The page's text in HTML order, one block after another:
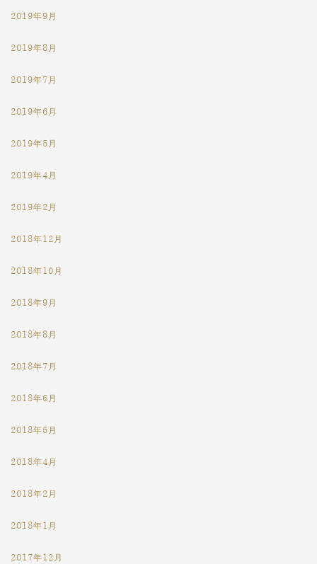
2019年9月
2019年8月
2019年7月
2019年6月
2019年5月
2019年4月
2019年2月
2018年12月
2018年10月
2018年9月
2018年8月
2018年7月
2018年6月
2018年5月
2018年4月
2018年2月
2018年1月
2017年12月